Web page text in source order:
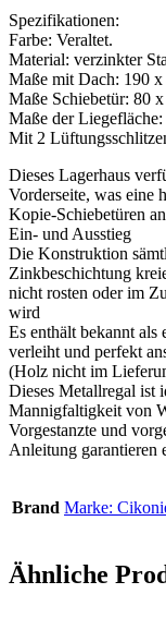
Spezifikationen:
Farbe: Veraltet.
Material: verzinkter
Maße mit Dach: 190
Maße Schiebetür: 80
Maße der
Mit 2
Dieses Lagerhaus
Vorderseite, was eine
Kopie-Schiebetüren
Ein- und Ausstieg
Die Konstruktion
Zinkbeschichtung
nicht rosten oder im
wird
Es enthält bekannt
verleiht und perfekt
(Holz nicht im
Dieses Metallregal ist
Mannigfaltigkeit von
Vorgestanzte und
Anleitung garantieren
Brand Marke:
Ähnliche